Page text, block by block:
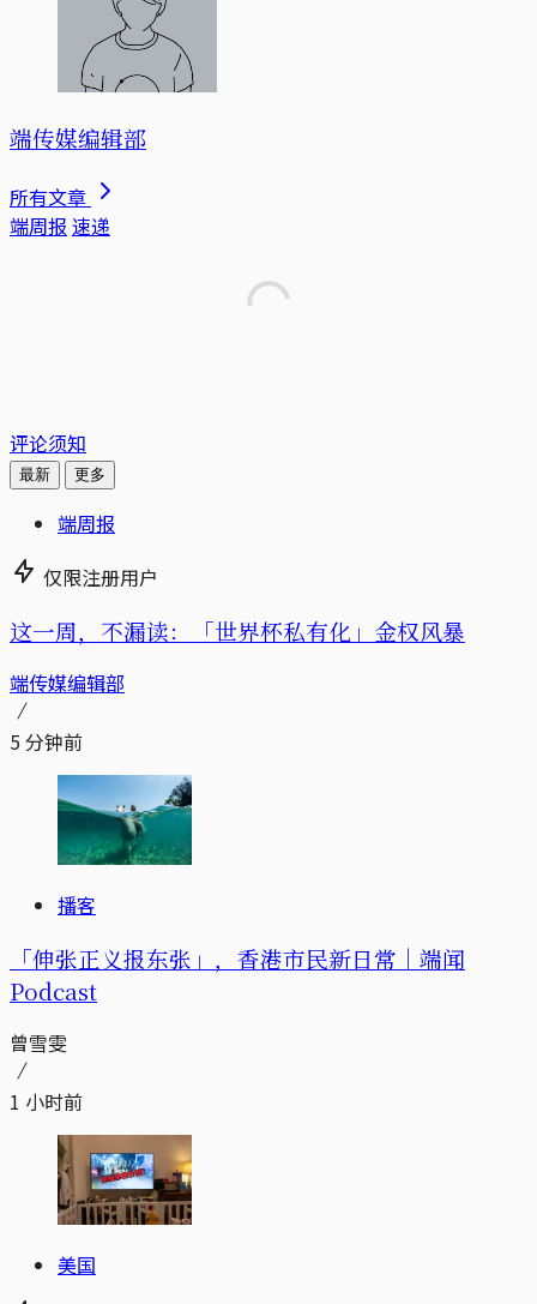
端传媒编辑部
所有文章
端周报 速递
评论须知
最新 更多
端周报
仅限注册用户
这一周，不漏读：「世界杯私有化」金权风暴
端传媒编辑部
5 分钟前
播客
「伸张正义报东张」，香港市民新日常｜端闻
Podcast
曾雪雯
1 小时前
美国